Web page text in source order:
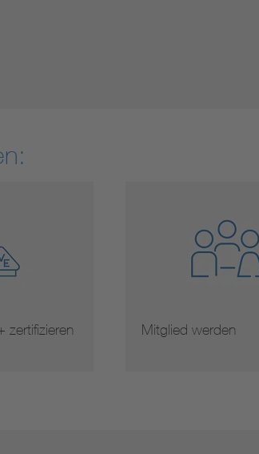
zertifizieren Mitglied werden